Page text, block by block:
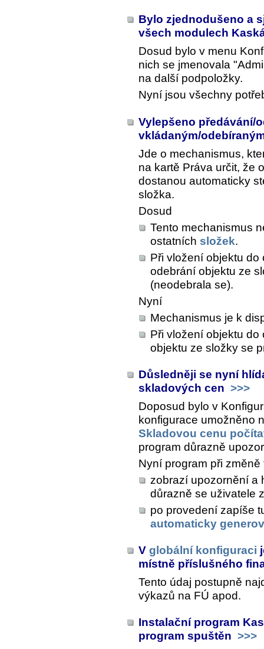
Bylo zjednodušeno a
všech modulech
Dosud bylo v menu
nich se jmenovala
na další podpoložky.
Nyní jsou všechny
Vylepšeno předávání/
vkládaným/
Jde o mechanismus,
na kartě Práva určit, že
dostanou automaticky
složka.
Dosud
Tento mechanismus
ostatních složek.
Při vložení objektu do
odebrání objektu ze
(neodebrala se).
Nyní
Mechanismus je k
Při vložení objektu
objektu ze složky se
Důsledněji se nyní
skladových cen >>>
Doposud bylo v
konfigurace umožněno
Skladovou cenu
program důrazně
Nyní program při
zobrazí upozornění a
důrazně se uživatele
po provedení zapíše
automaticky
V globální konfiguraci
místně příslušného
Tento údaj postupně
výkazů na FÚ apod.
Instalační program
program spuštěn >>>